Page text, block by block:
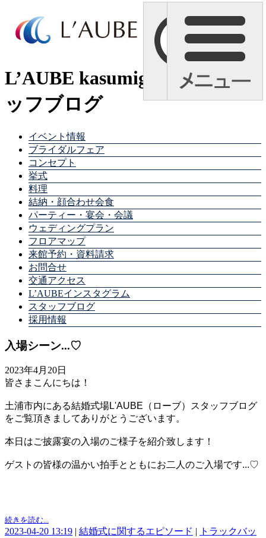
L’AUBE kasumigaura スタ
ッフブログ
イベント情報
ブライダルフェア
コンセプト
挙式
料理
結納・顔合わせ会食
パーティー・宴会・会議
ウェディングプラン
フロアマップ
来館予約・資料請求
お問合せ
交通アクセス
L’AUBEインスタグラム
スタッフブログ
採用情報
入場シーン...♡
2023年4月20日
皆さまこんにちは！
土浦市内にある結婚式場L'AUBE（ローブ）スタッフブログ
をご覧頂きましてありがとうございます。
本日はご披露宴の入場のご様子を紹介致します！
ゲストの皆様の温かい拍手とともにお二人のご入場です...♡
続きを読む...
2023-04-20 13:19 | 結婚式に関するエピソード |
トラックバッ